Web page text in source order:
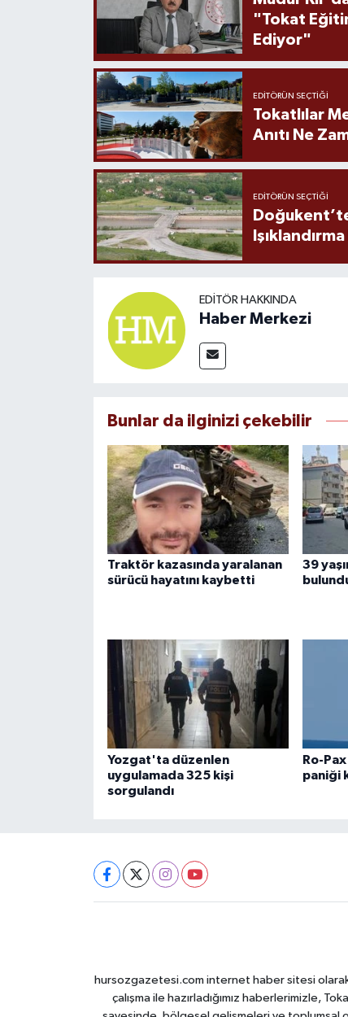
"Tokat
Ediyor"
EDITÖRÜN SEÇTIĞI
Tokatlılar
Anıtı Ne
EDITÖRÜN SEÇTIĞI
EDITÖR HAKKINDA
Haber Merkezi
Bunlar da ilginizi çekebilir
Traktör kazasında yaralanan
sürücü hayatını kaybetti
39
Yozgat'ta düzenlen
uygulamada 325 kişi
sorgulandı
Ro-
paniği
hursozgazetesi.com internet haber sitesi
çalışma ile hazırladığımız haberlerimizle,